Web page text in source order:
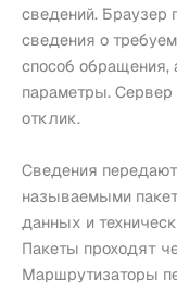
сведений. Браузер
сведения о
способ обращения,
параметры.
отклик.
Сведения
называемыми
данных и
Пакеты проходят
Маршрутизаторы